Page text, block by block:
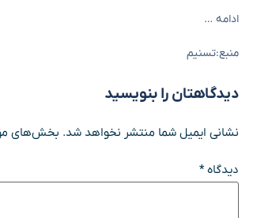
ادامه …
منبع:تسنیم
دیدگاهتان را بنویسید
نشانی ایمیل شما منتشر نخواهد شد. بخش‌های
دیدگاه*